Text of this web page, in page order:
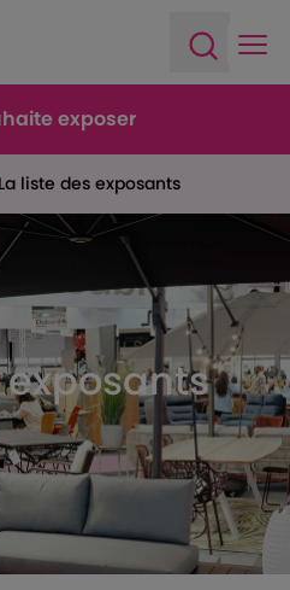
exposer
La liste des exposants
exposants